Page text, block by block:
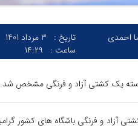
احمدی تاریخ :
3 مرداد 1401
ساعت :
۱۴:۲۹
دسته یک کشتی آزاد و فرنگی مشخص شد.